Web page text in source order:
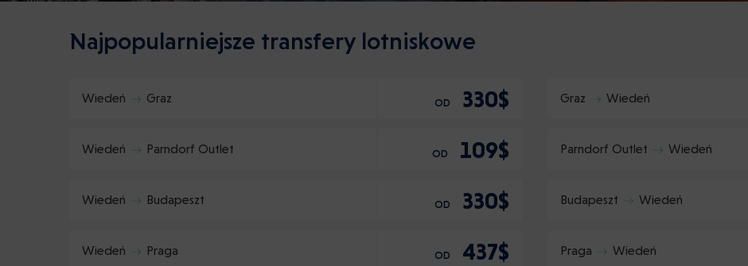
Najpopularniejsze transfery lotniskowe
Wiedeń Graz OD 330$ Graz Wiedeń
Wiedeń Parndorf Outlet OD 109$ Parndorf Outlet Wiedeń
Wiedeń Budapeszt OD 330$ Budapeszt Wiedeń
Wiedeń Praga OD 437$ Praga Wiedeń